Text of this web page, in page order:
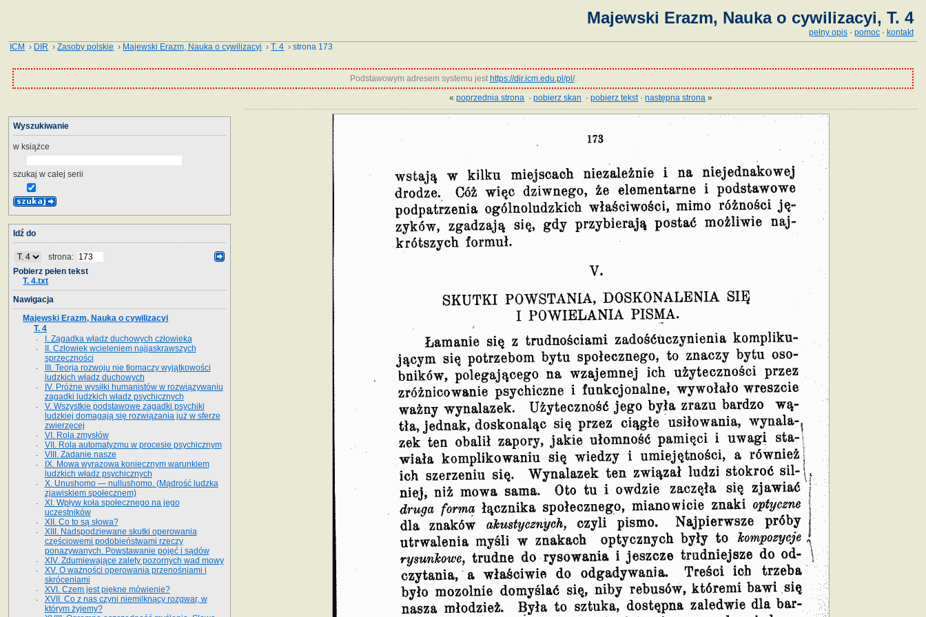
Majewski Erazm, Nauka o cywilizacyi, T. 4
pełny opis · pomoc · kontakt
ICM › DIR ›Zasoby polskie › Majewski Erazm, Nauka o cywilizacyi ›T. 4 › strona 173
Podstawowym adresem systemu jest https://dir.icm.edu.pl/pl/.
«poprzednia strona ·pobierz skan ·pobierz tekst·następna strona »
Wyszukiwanie
w książce
szukaj w całej serii
Idź do
strona:
Pobierz pełen tekst
T. 4.txt
Nawigacja
Majewski Erazm, Nauka o cywilizacyi
T. 4
I. Zagadka władz duchowych człowieka
II. Człowiek wcieleniem najjaskrawszych
sprzeczności
III. Teorja rozwoju nie tłomaczy wyjątkowości
ludzkich władz duchowych
IV. Próżne wysiłki humanistów w rozwiązywaniu
zagadki ludzkich władz psychicznych
V. Wszystkie podstawowe zagadki psychiki
ludzkiej domagają się rozwiązania już w sferze
zwierzęcej
VI. Rola zmysłów
VII. Rola automatyzmu w procesie psychicznym
VIII. Zadanie nasze
IX. Mowa wyrazowa koniecznym warunkiem
ludzkich władz psychicznych
X. Unushomo — nullushomo. (Mądrość ludzka
zjawiskiem społecznem)
XI. Wpływ koła społecznego na jego
uczestników
XII. Co to są słowa?
XIII. Nadspodziewane skutki operowania
częściowemi podobieństwami rzeczy
ponazywanych. Powstawanie pojęć i sądów
XIV. Zdumiewające zalety pozornych wad mowy
XV. O ważności operowania przenośniami i
skróceniami
XVI. Czem jest piękne mówienie?
XVII. Co z nas czyni niemilknący rozgwar, w
którym żyjemy?